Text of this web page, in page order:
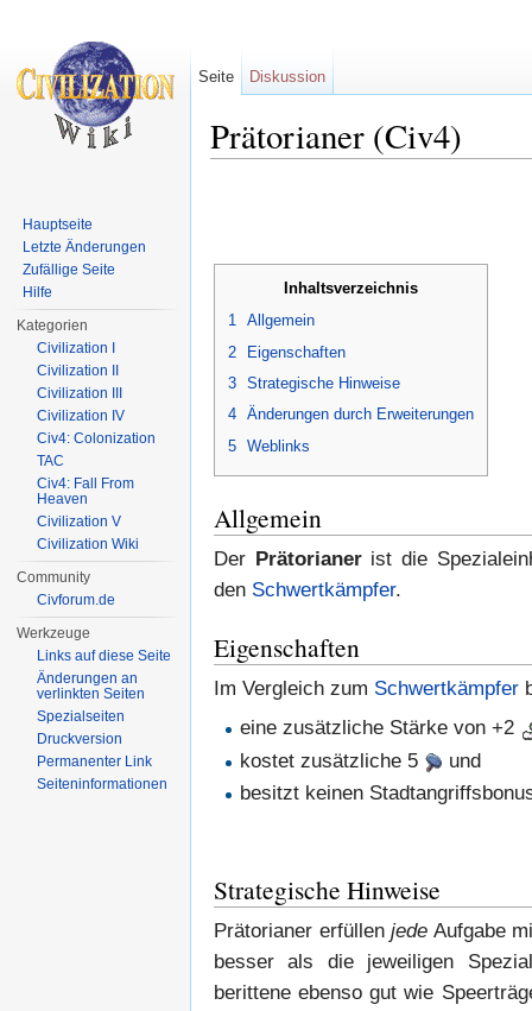
Prätorianer (Civ4)
Inhaltsverzeichnis
1 Allgemein
2
Eigenschaften
3 Strategische Hinweise
4 Änderungen durch Erweiterungen
5 Weblinks
Allgemein
Der Prätorianerist die
den Schwertkämpfer.
Eigenschaften
Im Vergleich zum Schwertkämpfer
eine zusätzliche Stärke von +2
kostet zusätzliche 5
und
besitzt keinen
Strategische Hinweise
Prätorianer erfüllen jede Aufgabe
besser als die jeweiligen
berittene ebenso gut wie
Seite Diskussion
Hauptseite
Letzte Änderungen
Zufällige Seite
Hilfe
Kategorien
Civilization I
Civilization II
Civilization III
Civilization IV
Civ4: Colonization
TAC
Civ4: Fall From
Heaven
Civilization V
Civilization Wiki
Community
Civforum.de
Werkzeuge
Links auf diese Seite
Änderungen an
verlinkten Seiten
Spezialseiten
Druckversion
Permanenter Link
Seiten­informationen